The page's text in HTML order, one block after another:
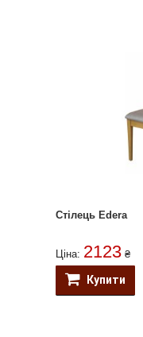
Стілець Edera
Ціна: 2123 ₴
Купити